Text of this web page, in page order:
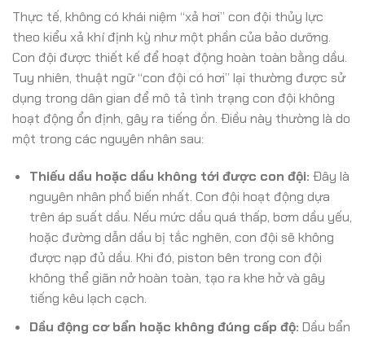
Thực tế, không có khái niệm “xả hơi” con đội thủy lực
theo kiểu xả khí định kỳ như một phần của bảo dưỡng.
Con đội được thiết kế để hoạt động hoàn toàn bằng dầu.
Tuy nhiên, thuật ngữ “con đội có hơi” lại thường được sử
dụng trong dân gian để mô tả tình trạng con đội không
hoạt động ổn định, gây ra tiếng ồn. Điều này thường là do
một trong các nguyên nhân sau:
Thiếu dầu hoặc dầu không tới được con đội: Đây là
nguyên nhân phổ biến nhất. Con đội hoạt động dựa
trên áp suất dầu. Nếu mức dầu quá thấp, bơm dầu yếu,
hoặc đường dẫn dầu bị tắc nghẽn, con đội sẽ không
được nạp đủ dầu. Khi đó, piston bên trong con đội
không thể giãn nở hoàn toàn, tạo ra khe hở và gây
tiếng kêu lạch cạch.
Dầu động cơ bẩn hoặc không đúng cấp độ: Dầu bẩn